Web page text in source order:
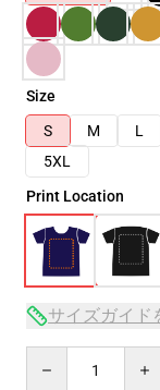
Size
S
M L
5XL
Print Location
サイズガイド